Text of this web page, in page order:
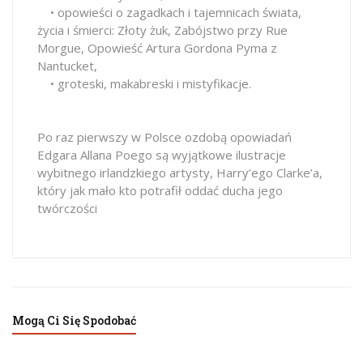
• opowieści o zagadkach i tajemnicach świata,
życia i śmierci: Złoty żuk, Zabójstwo przy Rue
Morgue, Opowieść Artura Gordona Pyma z
Nantucket,
• groteski, makabreski i mistyfikacje.
Po raz pierwszy w Polsce ozdobą opowiadań
Edgara Allana Poego są wyjątkowe ilustracje
wybitnego irlandzkiego artysty, Harry’ego Clarke’a,
który jak mało kto potrafił oddać ducha jego
twórczości
Mogą Ci Się Spodobać